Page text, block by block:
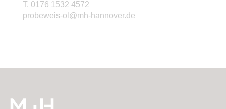
T. 0176 1532 4572
probeweis-ol@mh-hannover.de